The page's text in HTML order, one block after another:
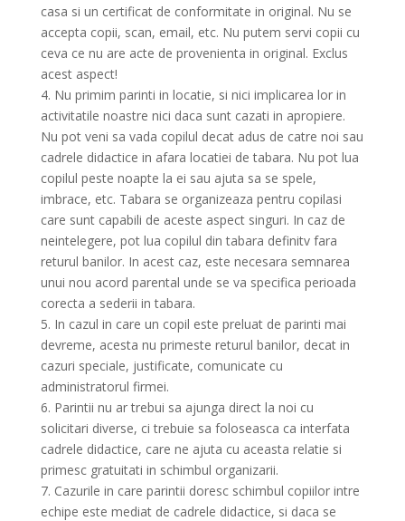
casa si un certificat de conformitate in original. Nu se
accepta copii, scan, email, etc. Nu putem servi copii cu
ceva ce nu are acte de provenienta in original. Exclus
acest aspect!
4. Nu primim parinti in locatie, si nici implicarea lor in
activitatile noastre nici daca sunt cazati in apropiere.
Nu pot veni sa vada copilul decat adus de catre noi sau
cadrele didactice in afara locatiei de tabara. Nu pot lua
copilul peste noapte la ei sau ajuta sa se spele,
imbrace, etc. Tabara se organizeaza pentru copilasi
care sunt capabili de aceste aspect singuri. In caz de
neintelegere, pot lua copilul din tabara definitv fara
returul banilor. In acest caz, este necesara semnarea
unui nou acord parental unde se va specifica perioada
corecta a sederii in tabara.
5. In cazul in care un copil este preluat de parinti mai
devreme, acesta nu primeste returul banilor, decat in
cazuri speciale, justificate, comunicate cu
administratorul firmei.
6. Parintii nu ar trebui sa ajunga direct la noi cu
solicitari diverse, ci trebuie sa foloseasca ca interfata
cadrele didactice, care ne ajuta cu aceasta relatie si
primesc gratuitati in schimbul organizarii.
7. Cazurile in care parintii doresc schimbul copiilor intre
echipe este mediat de cadrele didactice, si daca se